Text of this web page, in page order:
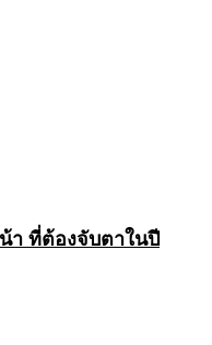
า ที่ต้องจับตาในปี